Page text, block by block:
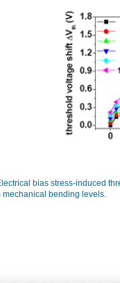
bias stress-induced
mechanical bending levels.